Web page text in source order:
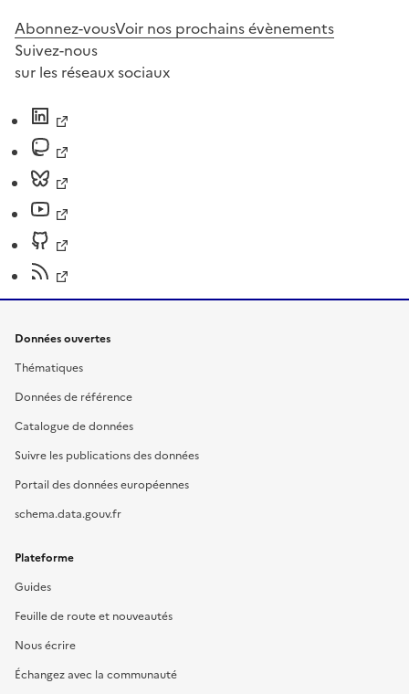
Abonnez-vousVoir nos prochains évènements
Suivez-nous
sur les réseaux sociaux
Données ouvertes
Thématiques
Données de référence
Catalogue de données
Suivre les publications des données
Portail des données européennes
schema.data.gouv.fr
Plateforme
Guides
Feuille de route et nouveautés
Nous écrire
Échangez avec la communauté